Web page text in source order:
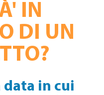
IN
DI UN
data in cui